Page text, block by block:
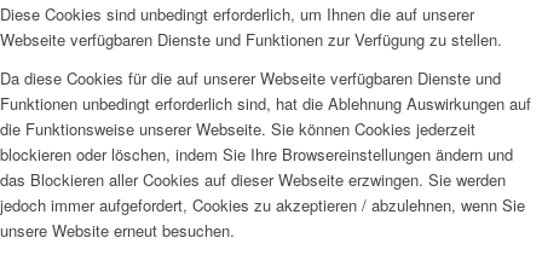
Diese Cookies sind unbedingt erforderlich, um Ihnen die auf unserer
Webseite verfügbaren Dienste und Funktionen zur Verfügung zu stellen.
Da diese Cookies für die auf unserer Webseite verfügbaren Dienste und
Funktionen unbedingt erforderlich sind, hat die Ablehnung Auswirkungen auf
die Funktionsweise unserer Webseite. Sie können Cookies jederzeit
blockieren oder löschen, indem Sie Ihre Browsereinstellungen ändern und
das Blockieren aller Cookies auf dieser Webseite erzwingen. Sie werden
jedoch immer aufgefordert, Cookies zu akzeptieren / abzulehnen, wenn Sie
unsere Website erneut besuchen.